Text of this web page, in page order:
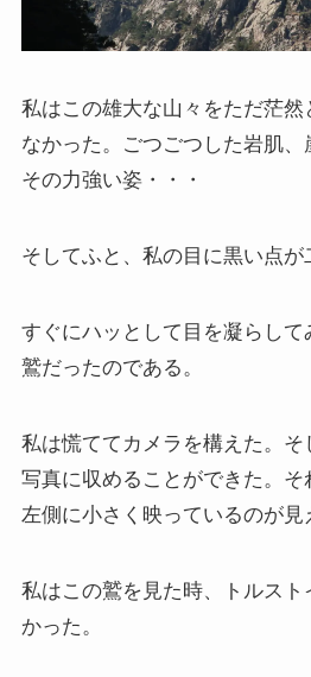
私はこの雄大な山々をただ茫然
なかった。ごつごつした岩肌
その力強い姿・・・
そしてふと、私の目に黒い点が
すぐにハッとして目を凝らし
鷲だったのである。
私は慌ててカメラを構えた。
写真に収めることができた。
左側に小さく映っているのが見
私はこの鷲を見た時、トルス
かった。